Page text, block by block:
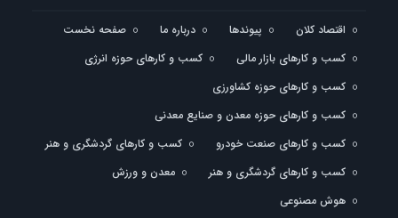
اقتصاد کلان پیوندها درباره ما
صفحه نخست
کسب و کارهای بازار مالی
کسب و کارهای حوزه انرژی
کسب و کارهای حوزه کشاورزی
کسب و کارهای حوزه معدن و صنایع معدنی
کسب و کارهای صنعت خودرو
کسب و کارهای گردشگری و هنر
کسب و کارهای گردشگری و هنر
معدن و ورزش
هوش مصنوعی